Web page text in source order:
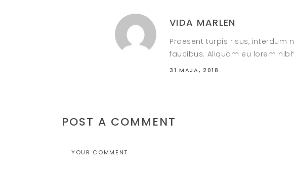
VIDA MARLEN
Praesent turpis risus, interdum
faucibus. Aliquam eu lorem
31 MAJA, 2018
POST A COMMENT